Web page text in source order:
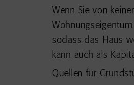
Wenn Sie von
sodass das Haus
kann auch als
Quellen für